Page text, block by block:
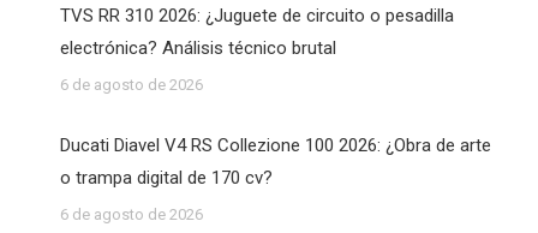
TVS RR 310 2026: ¿Juguete de circuito o pesadilla
electrónica? Análisis técnico brutal
6 de agosto de 2026
Ducati Diavel V4 RS Collezione 100 2026: ¿Obra de arte
o trampa digital de 170 cv?
6 de agosto de 2026